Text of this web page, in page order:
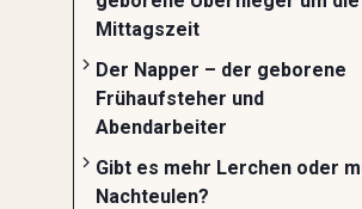
Mittagszeit
Der Napper – der geborene
Frühaufsteher und
Abendarbeiter
Gibt es mehr Lerchen oder
Nachteulen?